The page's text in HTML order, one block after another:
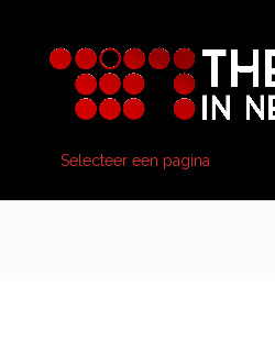
Selecteer een pagina